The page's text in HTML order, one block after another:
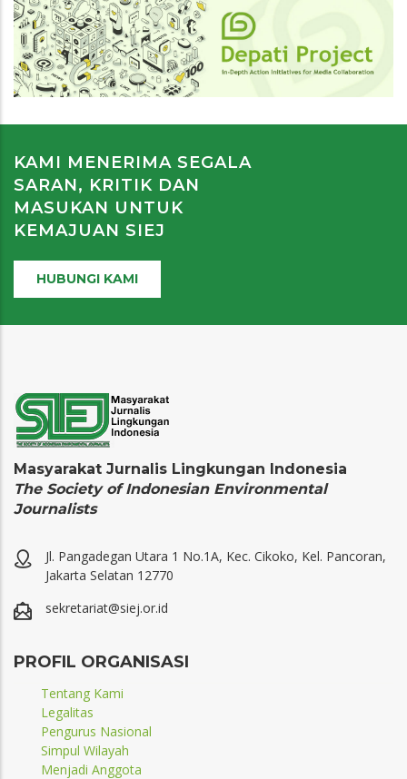
KAMI MENERIMA SEGALA
SARAN, KRITIK DAN
MASUKAN UNTUK
KEMAJUAN SIEJ
HUBUNGI KAMI
Masyarakat Jurnalis Lingkungan Indonesia
The Society of Indonesian Environmental
Journalists
Jl. Pangadegan Utara 1 No.1A, Kec. Cikoko, Kel. Pancoran,
Jakarta Selatan 12770
sekretariat@siej.or.id
PROFIL ORGANISASI
Tentang Kami
Legalitas
Pengurus Nasional
Simpul Wilayah
Menjadi Anggota